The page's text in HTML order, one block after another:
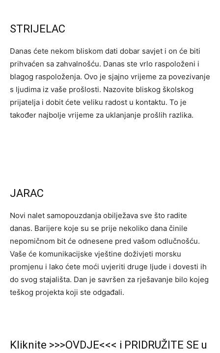
STRIJELAC
Danas ćete nekom bliskom dati dobar savjet i on će biti
prihvaćen sa zahvalnošću. Danas ste vrlo raspoloženi i
blagog raspoloženja. Ovo je sjajno vrijeme za povezivanje
s ljudima iz vaše prošlosti. Nazovite bliskog školskog
prijatelja i dobit ćete veliku radost u kontaktu. To je
također najbolje vrijeme za uklanjanje prošlih razlika.
JARAC
Novi nalet samopouzdanja obilježava sve što radite
danas. Barijere koje su se prije nekoliko dana činile
nepomičnom bit će odnesene pred vašom odlučnošću.
Vaše će komunikacijske vještine doživjeti morsku
promjenu i lako ćete moći uvjeriti druge ljude i dovesti ih
do svog stajališta. Dan je savršen za rješavanje bilo kojeg
teškog projekta koji ste odgađali.
Kliknite >>>OVDJE<<< i PRIDRUŽITE SE u